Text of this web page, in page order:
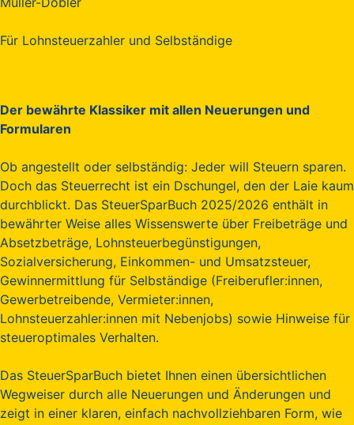
Für Lohnsteuerzahler und Selbständige
Der bewährte Klassiker mit allen Neuerungen und
Formularen
Ob angestellt oder selbständig: Jeder will Steuern sparen.
Doch das Steuerrecht ist ein Dschungel, den der Laie kaum
durchblickt. Das SteuerSparBuch 2025/2026 enthält in
bewährter Weise alles Wissenswerte über Freibeträge und
Absetzbeträge, Lohnsteuerbegünstigungen,
Sozialversicherung, Einkommen- und Umsatzsteuer,
Gewinnermittlung für Selbständige (Freiberufler:innen,
Gewerbetreibende, Vermieter:innen,
Lohnsteuerzahler:innen mit Nebenjobs) sowie Hinweise für
steueroptimales Verhalten.
Das SteuerSparBuch bietet Ihnen einen übersichtlichen
Wegweiser durch alle Neuerungen und Änderungen und
zeigt in einer klaren, einfach nachvollziehbaren Form, wie